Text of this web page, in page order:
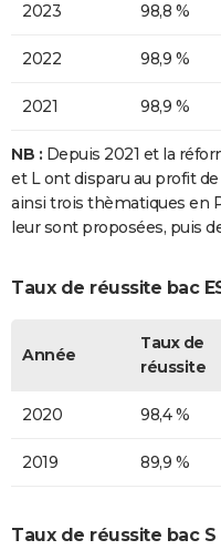
2023 98,8 %
2022 98,9 %
2021 98,9 %
NB : Depuis 2021 et la
et L ont disparu au profit
ainsi trois thèmatiques en
leur sont proposées, puis
Taux de réussite bac
Année
Taux de
réussite
2020 98,4 %
2019 89,9 %
Taux de réussite bac S